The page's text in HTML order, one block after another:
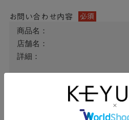
お問い合わせ内容 必須